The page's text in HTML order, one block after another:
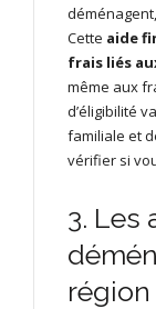
Cette aide
frais liés
même aux
d’éligibilité
familiale et
vérifier si
3. Les